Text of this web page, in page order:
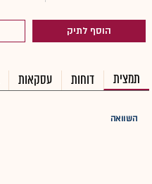
הוסף לתיק
תמצית דוחות עסקאות
השוואה